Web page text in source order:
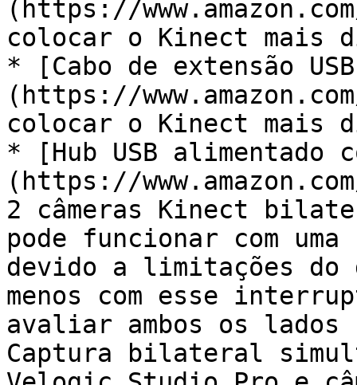
(https://
colocar o Kinect mais
* [Cabo de extensão
(https://
colocar o Kinect mais
* [Hub USB alimentado
(https://
2 câmeras Kinect
pode funcionar com
devido a limitações do
menos com esse
avaliar ambos os
Captura bilateral